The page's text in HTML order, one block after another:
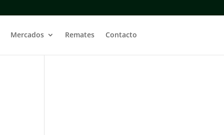
Mercados Remates Contacto